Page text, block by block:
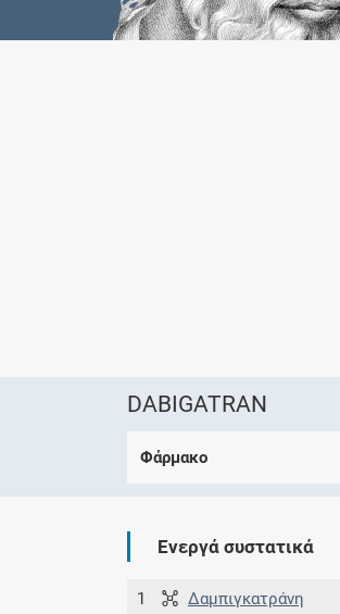
DABIGATRAN
Φάρμακο
Ενεργά συστατικά
1 Δαμπιγκατράνη